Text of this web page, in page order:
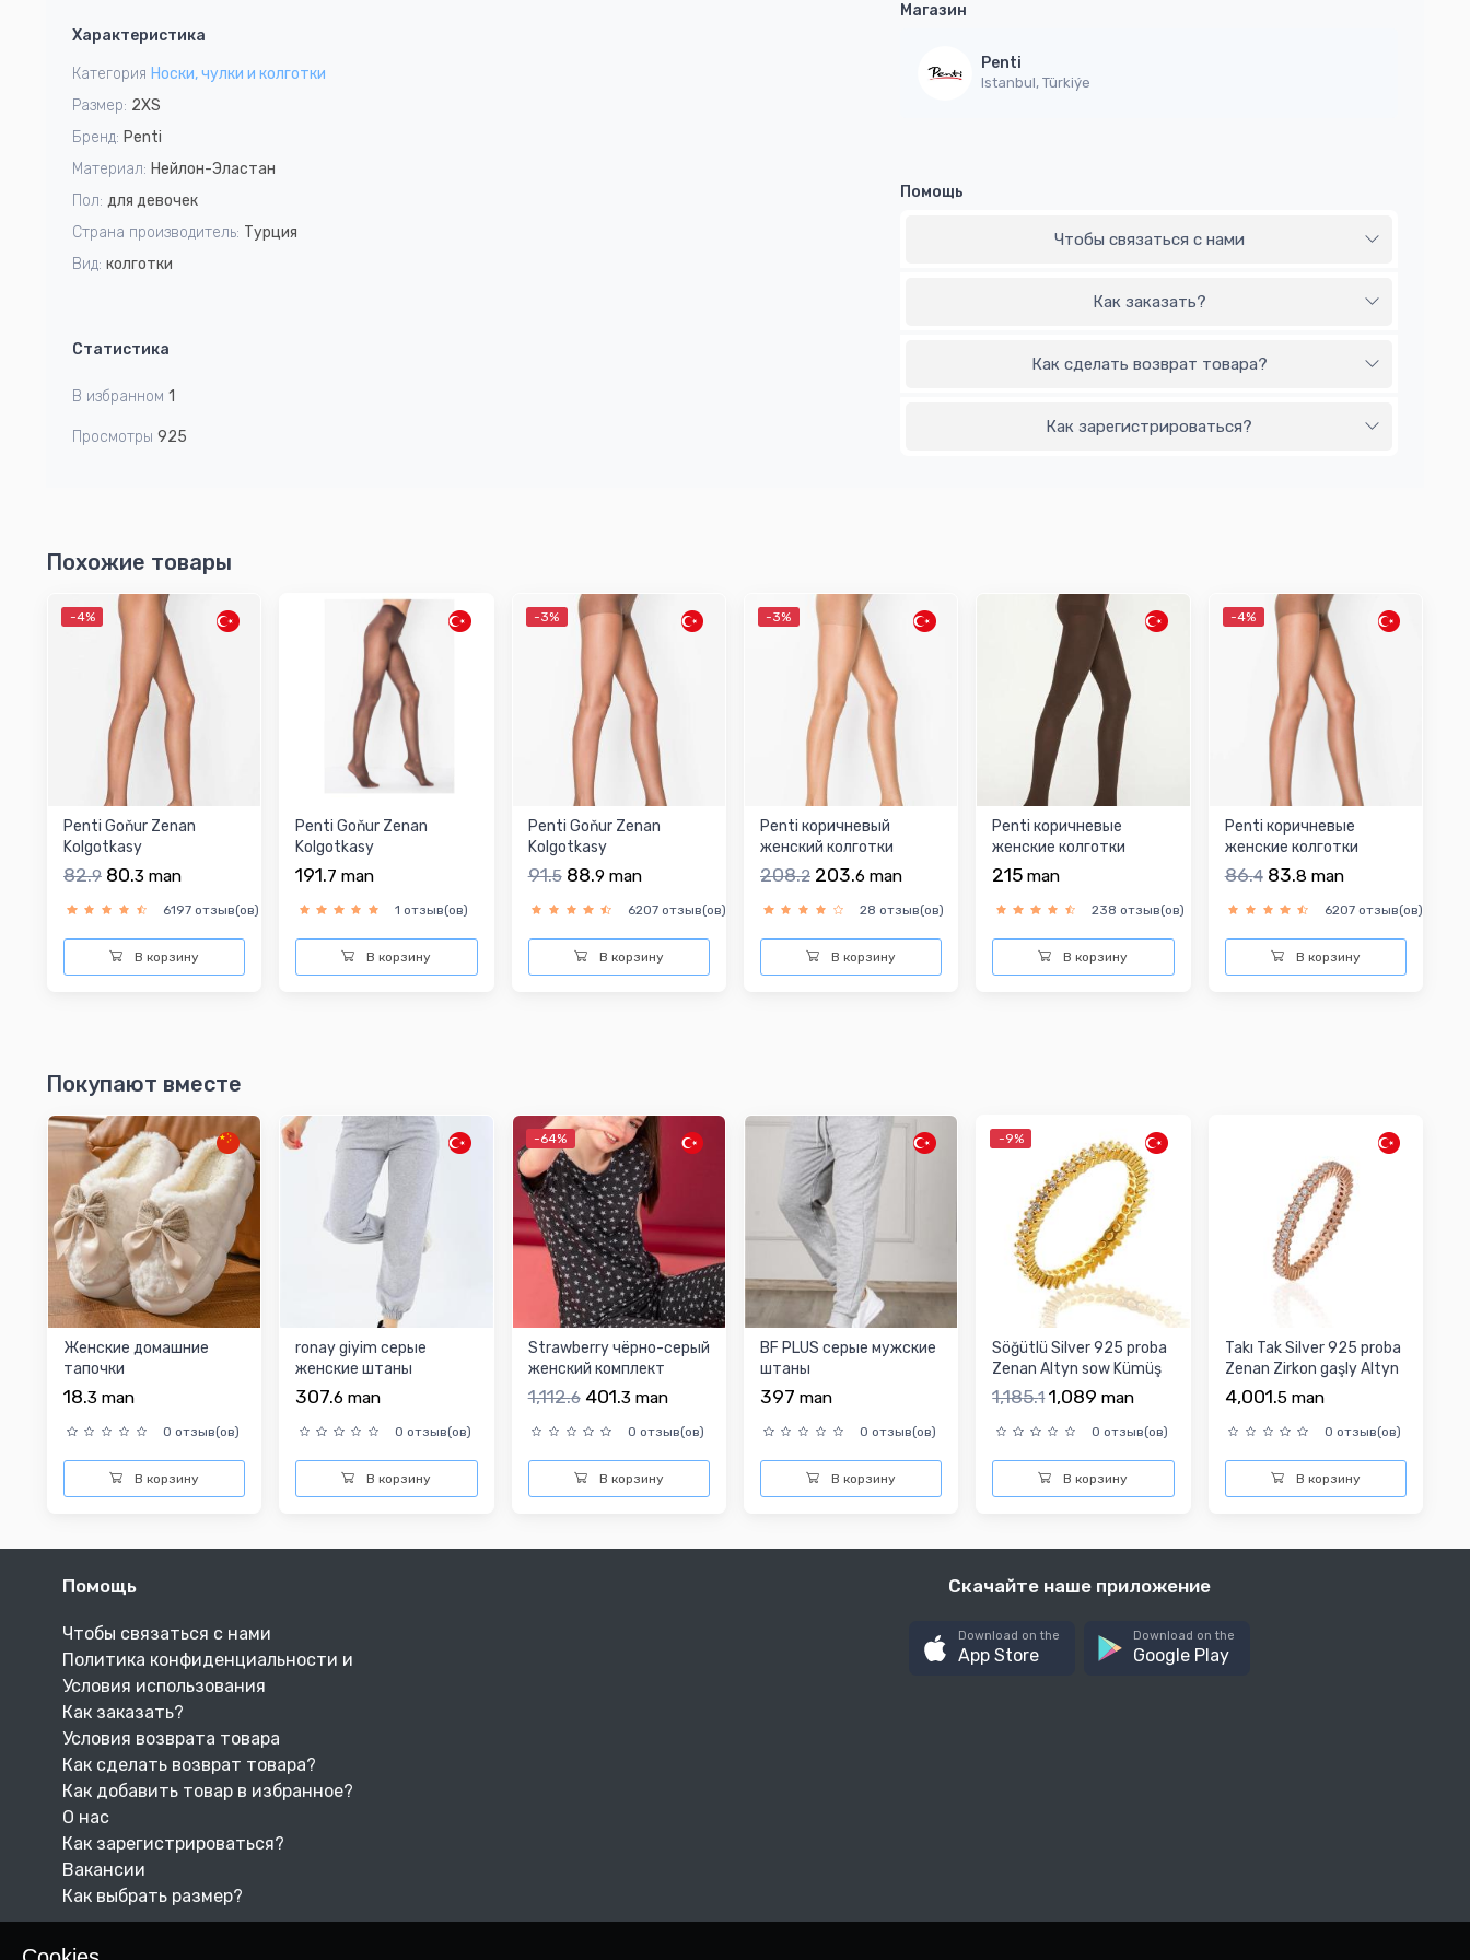
1
Характеристика
Категория Носки, чулки и колготки
Размер: 2XS
Бренд: Penti
Материал: Нейлон-Эластан
Пол: для девочек
Страна производитель: Турция
Вид: колготки
Статистика
В избранном 1
Просмотры 925
Магазин
Penti
Istanbul, Türkiýe
Помощь
Чтобы связаться с нами
Как заказать?
Как сделать возврат товара?
Как зарегистрироваться?
Похожие товары
-4%
Penti Goňur Zenan
Kolgotkasy
82.9 80.3 man
6197 отзыв(ов)
В корзину
Penti Goňur Zenan
Kolgotkasy
191.7 man
1 отзыв(ов)
В корзину
-3%
Penti Goňur Zenan
Kolgotkasy
91.5 88.9 man
6207 отзыв(ов)
В корзину
-3%
Penti коричневый
женский колготки
208.2 203.6 man
28 отзыв(ов)
В корзину
Penti коричневые
женские колготки
215man
238 отзыв(ов)
В корзину
-4%
Penti коричневые
женские колготки
86.4 83.8 man
6207 отзыв(ов)
В корзину
Покупают вместе
Женские домашние
тапочки
18.3 man
0 отзыв(ов)
В корзину
ronay giyim cерые
женские штаны
307.6 man
0 отзыв(ов)
В корзину
-64%
Strawberry чёрно-серый
женский комплект
пижамы
1,112.6 401.3 man
0 отзыв(ов)
В корзину
BF PLUS серые мужские
штаны
397 man
0 отзыв(ов)
В корзину
-9%
Söğütlü Silver 925 proba
Zenan Altyn sow Kümüş
ýüzük
1,185.1 1,089man
0 отзыв(ов)
В корзину
Takı Tak Silver 925 proba
Zenan Zirkon gaşly Altyn
sow Kümüş...
4,001.5 man
0 отзыв(ов)
В корзину
Помощь
Чтобы связаться с нами
Политика конфиденциальности и
Условия использования
Как заказать?
Условия возврата товара
Как сделать возврат товара?
Как добавить товар в избранное?
О нас
Как зарегистрироваться?
Вакансии
Как выбрать размер?
Скачайте наше приложение
Download on the
App Store
Download on the
Google Play